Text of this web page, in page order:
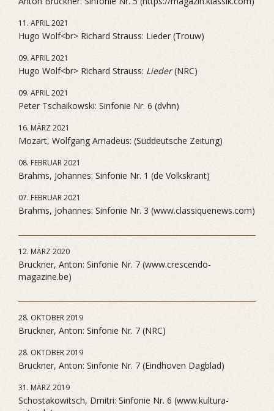
11. APRIL 2021
Hugo Wolf<br> Richard Strauss: Lieder (Trouw)
09. APRIL 2021
Hugo Wolf<br> Richard Strauss: Lieder(NRC)
09. APRIL 2021
Peter Tschaikowski: Sinfonie Nr. 6 (dvhn)
16. MÄRZ 2021
Mozart, Wolfgang Amadeus: (Süddeutsche Zeitung)
08. FEBRUAR 2021
Brahms, Johannes: Sinfonie Nr. 1 (de Volkskrant)
07. FEBRUAR 2021
Brahms, Johannes: Sinfonie Nr. 3 (www.classiquenews.com)
12. MÄRZ 2020
Bruckner, Anton: Sinfonie Nr. 7 (www.crescendo-
magazine.be)
28. OKTOBER 2019
Bruckner, Anton: Sinfonie Nr. 7 (NRC)
28. OKTOBER 2019
Bruckner, Anton: Sinfonie Nr. 7 (Eindhoven Dagblad)
31. MÄRZ 2019
Schostakowitsch, Dmitri: Sinfonie Nr. 6 (www.kultura-